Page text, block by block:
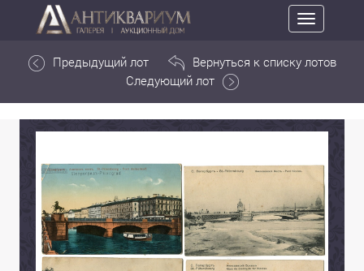
Toggle
navigation
Предыдущий лот
Вернуться к списку лотов
Следующий лот